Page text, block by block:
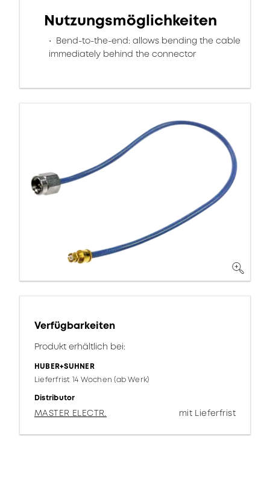
Nutzungsmöglichkeiten
Bend-to-the-end: allows bending the cable
immediately behind the connector
Verfügbarkeiten
Produkt erhältlich bei:
HUBER+SUHNER
Lieferfrist 14 Wochen (ab Werk)
Distributor
MASTER ELECTR. mit Lieferfrist